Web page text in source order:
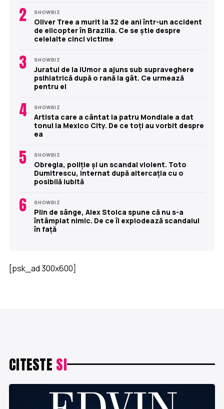
2 SHOWBIZ
Oliver Tree a murit la 32 de ani într-un accident
de elicopter în Brazilia. Ce se știe despre
celelalte cinci victime
3 SHOWBIZ
Juratul de la iUmor a ajuns sub supraveghere
psihiatrică după o rană la gât. Ce urmează
pentru el
4 SHOWBIZ
Artista care a cântat la patru Mondiale a dat
tonul la Mexico City. De ce toți au vorbit despre
ea
5 SHOWBIZ
Obregia, poliție și un scandal violent. Toto
Dumitrescu, internat după altercația cu o
posibilă iubită
6 SHOWBIZ
Plin de sânge, Alex Stoica spune că nu s-a
întâmplat nimic. De ce îi explodează scandalul
în față
[psk_ad 300x600]
CITESTE SI